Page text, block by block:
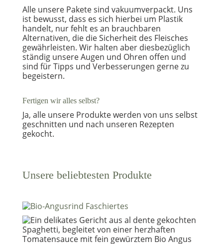
Alle unsere Pakete sind vakuumverpackt. Uns
ist bewusst, dass es sich hierbei um Plastik
handelt, nur fehlt es an brauchbaren
Alternativen, die die Sicherheit des Fleisches
gewährleisten. Wir halten aber diesbezüglich
ständig unsere Augen und Ohren offen und
sind für Tipps und Verbesserungen gerne zu
begeistern.
Fertigen wir alles selbst?
Ja, alle unsere Produkte werden von uns selbst
geschnitten und nach unseren Rezepten
gekocht.
Unsere beliebtesten Produkte